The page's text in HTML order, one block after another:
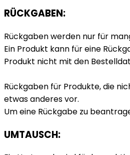
RÜCKGABEN:
Rückgaben werden nur für
Ein Produkt kann für eine
Produkt nicht mit den
Rückgaben für Produkte, die
etwas anderes vor.
Um eine Rückgabe zu
UMTAUSCH: